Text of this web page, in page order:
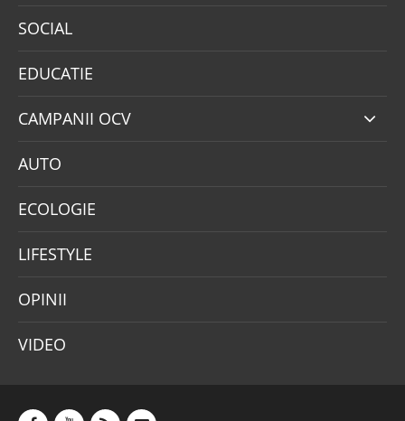
SOCIAL
EDUCATIE
CAMPANII OCV
AUTO
ECOLOGIE
LIFESTYLE
OPINII
VIDEO